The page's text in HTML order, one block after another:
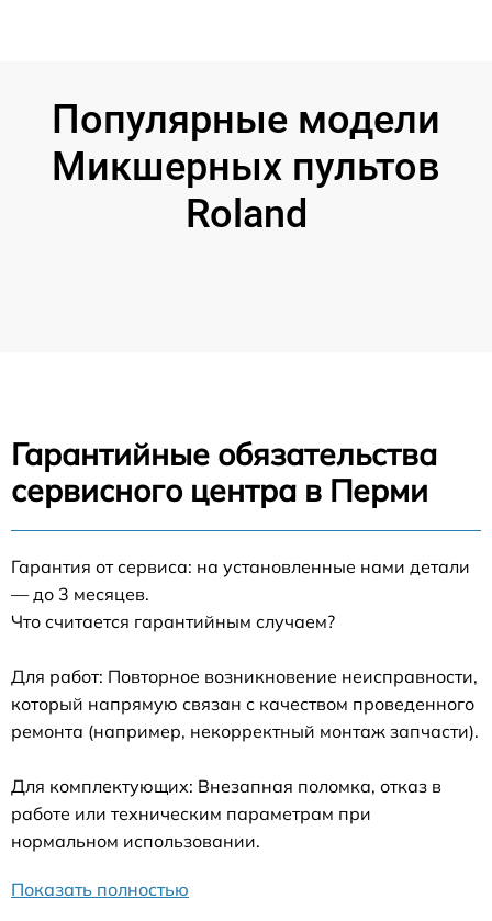
Популярные модели
Микшерных пультов
Roland
Гарантийные обязательства
сервисного центра в Перми
Гарантия от сервиса: на установленные нами детали
— до 3 месяцев.
Что считается гарантийным случаем?
Для работ: Повторное возникновение неисправности,
который напрямую связан с качеством проведенного
ремонта (например, некорректный монтаж запчасти).
Для комплектующих: Внезапная поломка, отказ в
работе или техническим параметрам при
нормальном использовании.
Показать полностью